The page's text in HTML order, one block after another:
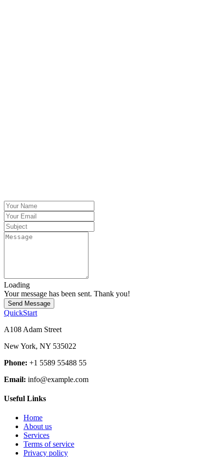
Loading
Your message has been sent. Thank you!
Send Message
QuickStart
A108 Adam Street
New York, NY 535022
Phone: +1 5589 55488 55
Email: info@example.com
Useful Links
Home
About us
Services
Terms of service
Privacy policy